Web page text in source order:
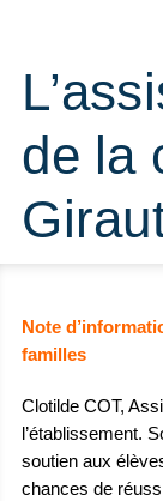
de la
Note
familles
Clotilde COT,
l’établissement.
soutien aux
chances de